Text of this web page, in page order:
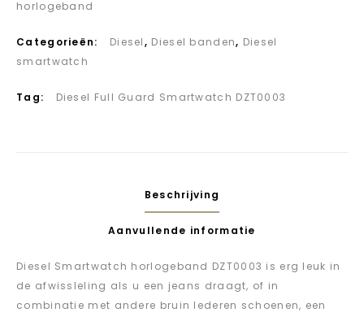
horlogeband
Categorieën: Diesel, Diesel banden, Diesel
smartwatch
Tag: Diesel Full Guard Smartwatch DZT0003
Beschrijving
Aanvullende informatie
Diesel Smartwatch horlogeband DZT0003 is erg leuk in
de afwissleling als u een jeans draagt, of in
combinatie met andere bruin lederen schoenen, een